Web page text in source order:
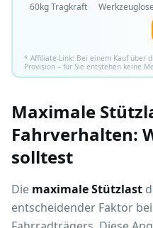
60kg Tragkraft
* Affiliate-Link: Bei einem Kauf über
Provision – für Sie entstehen keine
Maximale
Fahrverhalten:
solltest
Die maximale Stützlast
entscheidender Faktor